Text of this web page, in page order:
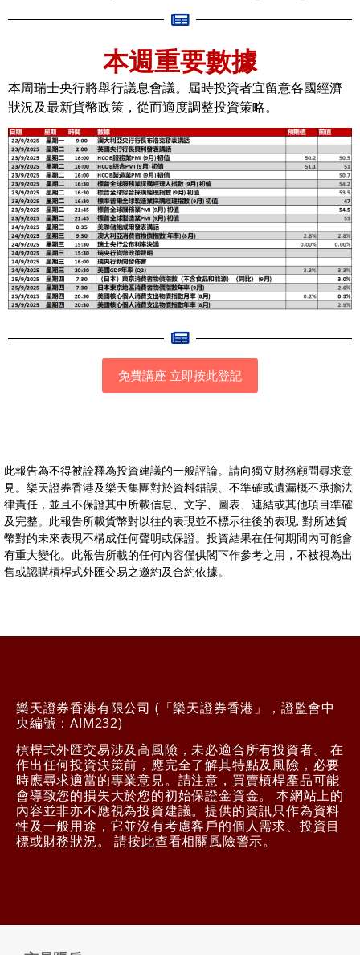
本週重要數據
本周瑞士央行將舉行議息會議。屆時投資者宜留意各國經濟
狀況及最新貨幣政策，從而適度調整投資策略。
免費講座 立即按此登記
此報告為不得被詮釋為投資建議的一般評論。請向獨立財務顧問尋求意
見。樂天證券香港及樂天集團對於資料錯誤、不準確或遺漏概不承擔法
律責任，並且不保證其中所載信息、文字、圖表、連結或其他項目準確
及完整。此報告所載貨幣對以往的表現並不標示往後的表現, 對所述貨
幣對的未來表現不構成任何聲明或保證。投資結果在任何期間內可能會
有重大變化。此報告所載的任何內容僅供閣下作參考之用，不被視為出
售或認購槓桿式外匯交易之邀約及合約依據。
樂天證券香港有限公司 (「樂天證券香港」，證監會中
央編號：AIM232)
槓桿式外匯交易涉及高風險，未必適合所有投資者。 在
作出任何投資決策前，應完全了解其特點及風險，必要
時應尋求適當的專業意見。請注意，買賣槓桿產品可能
會導致您的損失大於您的初始保證金資金。 本網站上的
內容並非亦不應視為投資建議。提供的資訊只作為資料
性及一般用途，它並沒有考慮客戶的個人需求、投資目
標或財務狀況。 請按此查看相關風險警示。